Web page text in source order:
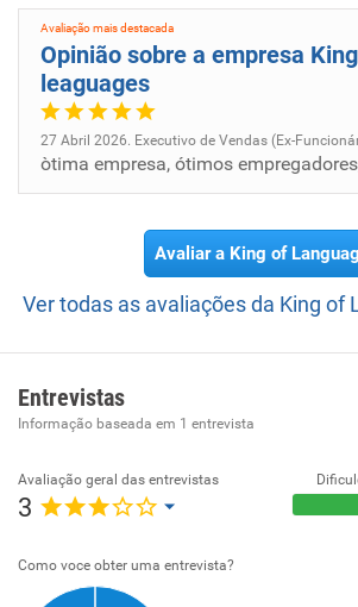
Missão:
Transformar vidas por meio do inglês,
fluência real, oportunidades
pessoal para que nossos alunos
alcancem uma vida melhor.
Avaliação mais destacada
Opinião sobre a empresa
leaguages
27 Abril 2026. Executivo de Vendas (Ex-
Avaliar a King of
Ver todas as avaliações da King of
Entrevistas
Informação baseada em 1 entrevista
Avaliação geral das entrevistas
3
Como voce obter uma entrevista?